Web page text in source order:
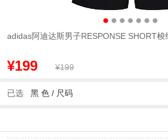
adidas阿迪达斯男子RESPONSE SHORT梭
¥199 ¥199
已选 黑 色 / 尺码